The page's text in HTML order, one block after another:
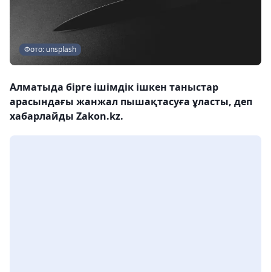
Фото: unsplash
Алматыда бірге ішімдік ішкен таныстар
арасындағы жанжал пышақтасуға ұласты, деп
хабарлайды Zakon.kz.